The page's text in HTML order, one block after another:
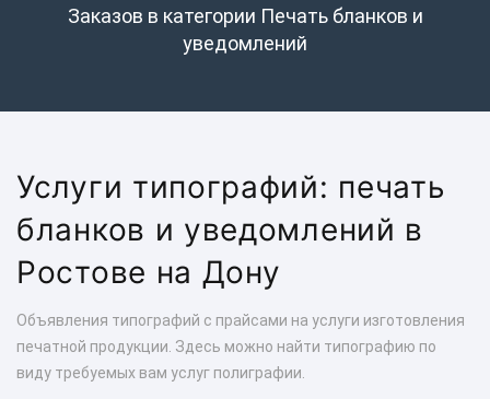
Заказов в категории Печать бланков и
уведомлений
Услуги типографий: печать
бланков и уведомлений в
Ростове на Дону
Объявления типографий с прайсами на услуги изготовления
печатной продукции. Здесь можно найти типографию по
виду требуемых вам услуг полиграфии.